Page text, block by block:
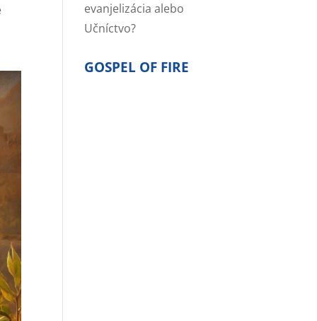
evanjelizácia alebo
Učníctvo?
GOSPEL OF FIRE